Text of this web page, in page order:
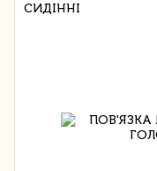
СИДІННІ